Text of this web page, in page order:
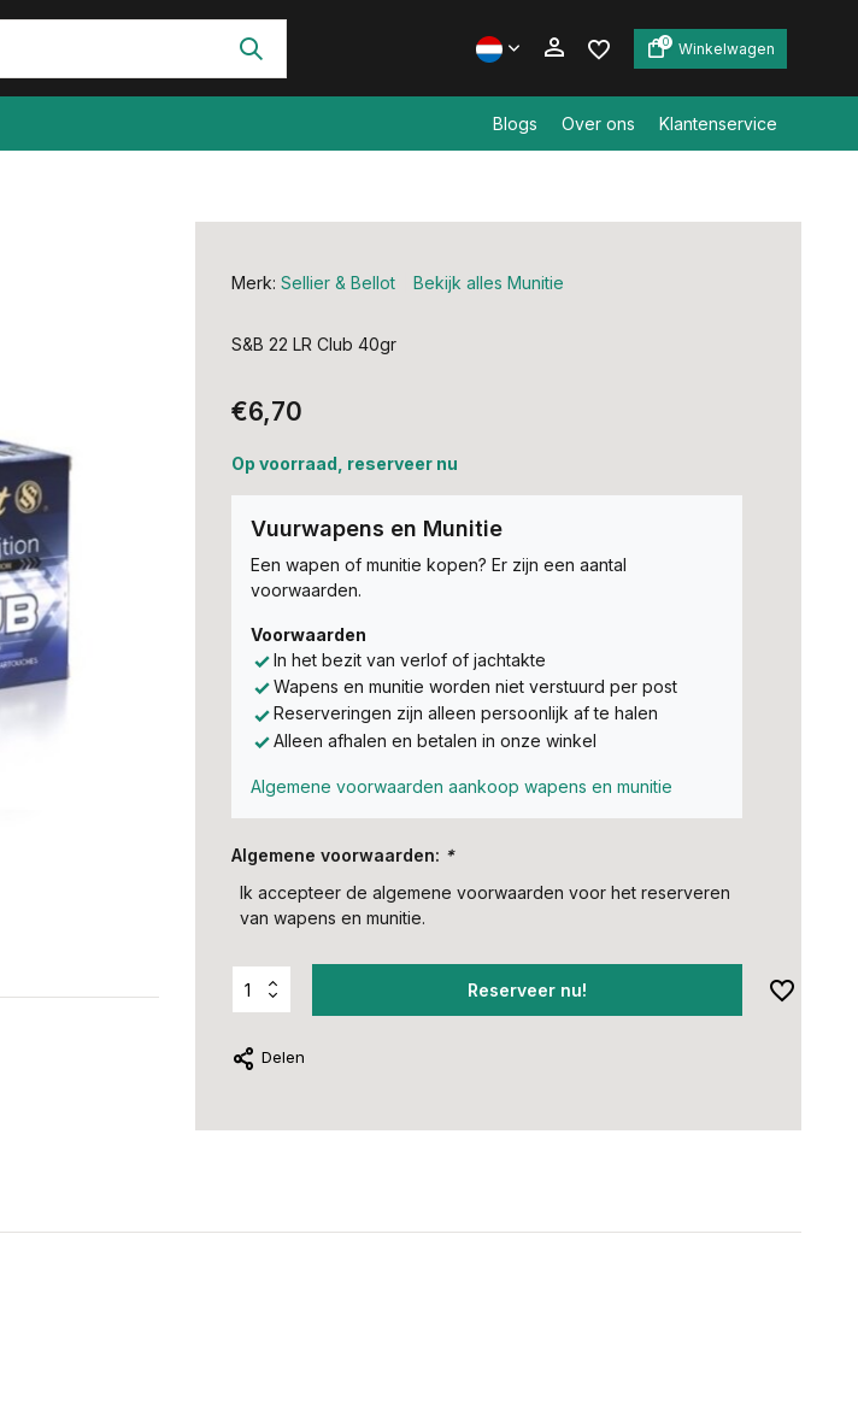
0 Winkelwagen
Blogs Over ons Klantenservice
Merk: Sellier & Bellot Bekijk alles Munitie
S&B 22 LR Club 40gr
€6,70
Op voorraad, reserveer nu
Vuurwapens en Munitie
Een wapen of munitie kopen? Er zijn een aantal
voorwaarden.
Voorwaarden
In het bezit van verlof of jachtakte
Wapens en munitie worden niet verstuurd per post
Reserveringen zijn alleen persoonlijk af te halen
Alleen afhalen en betalen in onze winkel
Algemene voorwaarden aankoop wapens en munitie
Algemene voorwaarden: *
Ik accepteer de algemene voorwaarden voor het reserveren
van wapens en munitie.
Reserveer nu!
Delen